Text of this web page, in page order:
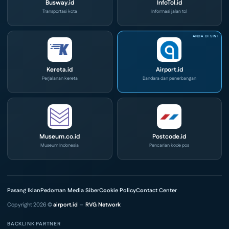
Busway.id
Transportasi kota
InfoTol.id
Informasi jalan tol
Kereta.id
Perjalanan kereta
Airport.id
Bandara dan penerbangan
Museum.co.id
Museum Indonesia
Postcode.id
Pencarian kode pos
Pasang IklanPedoman Media SiberCookie PolicyContact Center
Copyright 2026 ©airport.id – RVG Network
BACKLINK PARTNER